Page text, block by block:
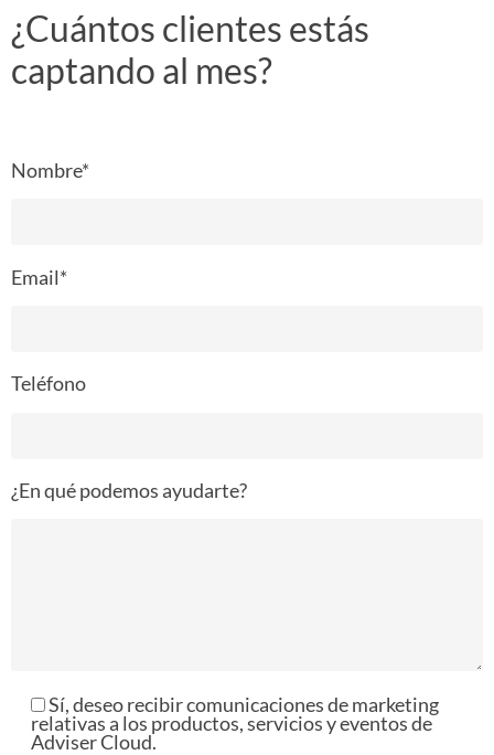
¿Cuántos clientes estás
captando al mes?
Nombre*
Email*
Teléfono
¿En qué podemos ayudarte?
Sí, deseo recibir comunicaciones de marketing
relativas a los productos, servicios y eventos de
Adviser Cloud.